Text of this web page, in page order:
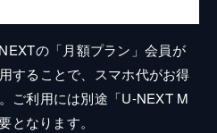
の「月額プラン」会員が
することで、スマホ代がお得
ご利用には別途「U-NEXT M
となります。